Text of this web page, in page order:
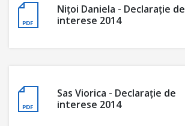
Nițoi Daniela - Declaraţie de
interese 2014
Sas Viorica - Declaraţie de
interese 2014